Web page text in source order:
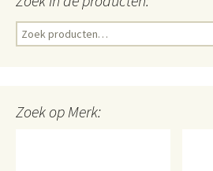
kan
gekozen
productpagina
Zoeken
naar:
Zoek op Merk: